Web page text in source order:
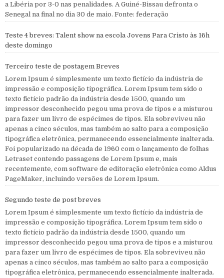
a Libéria por 3-0 nas penalidades. A Guiné-Bissau defronta o
Senegal na final no dia 30 de maio. Fonte: federação
Teste 4 breves: Talent show na escola Jovens Para Cristo às 16h
deste domingo
Terceiro teste de postagem Breves
Lorem Ipsum é simplesmente um texto fictício da indústria de
impressão e composição tipográfica. Lorem Ipsum tem sido o
texto fictício padrão da indústria desde 1500, quando um
impressor desconhecido pegou uma prova de tipos e a misturou
para fazer um livro de espécimes de tipos. Ela sobreviveu não
apenas a cinco séculos, mas também ao salto para a composição
tipográfica eletrônica, permanecendo essencialmente inalterada.
Foi popularizado na década de 1960 com o lançamento de folhas
Letraset contendo passagens de Lorem Ipsum e, mais
recentemente, com software de editoração eletrônica como Aldus
PageMaker, incluindo versões de Lorem Ipsum.
Segundo teste de post breves
Lorem Ipsum é simplesmente um texto fictício da indústria de
impressão e composição tipográfica. Lorem Ipsum tem sido o
texto fictício padrão da indústria desde 1500, quando um
impressor desconhecido pegou uma prova de tipos e a misturou
para fazer um livro de espécimes de tipos. Ela sobreviveu não
apenas a cinco séculos, mas também ao salto para a composição
tipográfica eletrônica, permanecendo essencialmente inalterada.